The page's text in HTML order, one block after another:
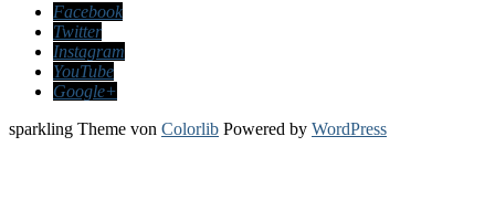
Facebook
Twitter
Instagram
YouTube
Google+
sparkling Theme von Colorlib Powered by WordPress